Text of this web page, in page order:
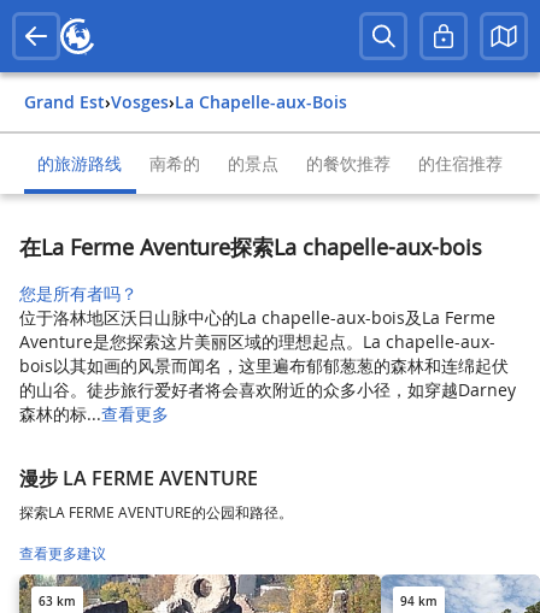
Grand Est› Vosges› La Chapelle-aux-Bois
的旅游路线 南希的 的景点 的餐饮推荐 的住宿推荐
在La Ferme Aventure探索La chapelle-aux-bois
您是所有者吗？
位于洛林地区沃日山脉中心的La chapelle-aux-bois及La Ferme
Aventure是您探索这片美丽区域的理想起点。La chapelle-aux-
bois以其如画的风景而闻名，这里遍布郁郁葱葱的森林和连绵起伏
的山谷。徒步旅行爱好者将会喜欢附近的众多小径，如穿越Darney
森林的标...查看更多
漫步 LA FERME AVENTURE
探索LA FERME AVENTURE的公园和路径。
查看更多建议
63 km 94 km